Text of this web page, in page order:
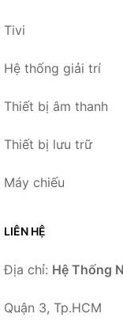
Tivi
Hệ thống giải trí
Thiết bị âm thanh
Thiết bị lưu trữ
Máy chiếu
LIÊN HỆ
Địa chỉ: Hệ Thống
Quận 3, Tp.HCM